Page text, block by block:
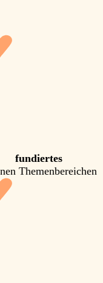
fundiertes
Themenbereichen